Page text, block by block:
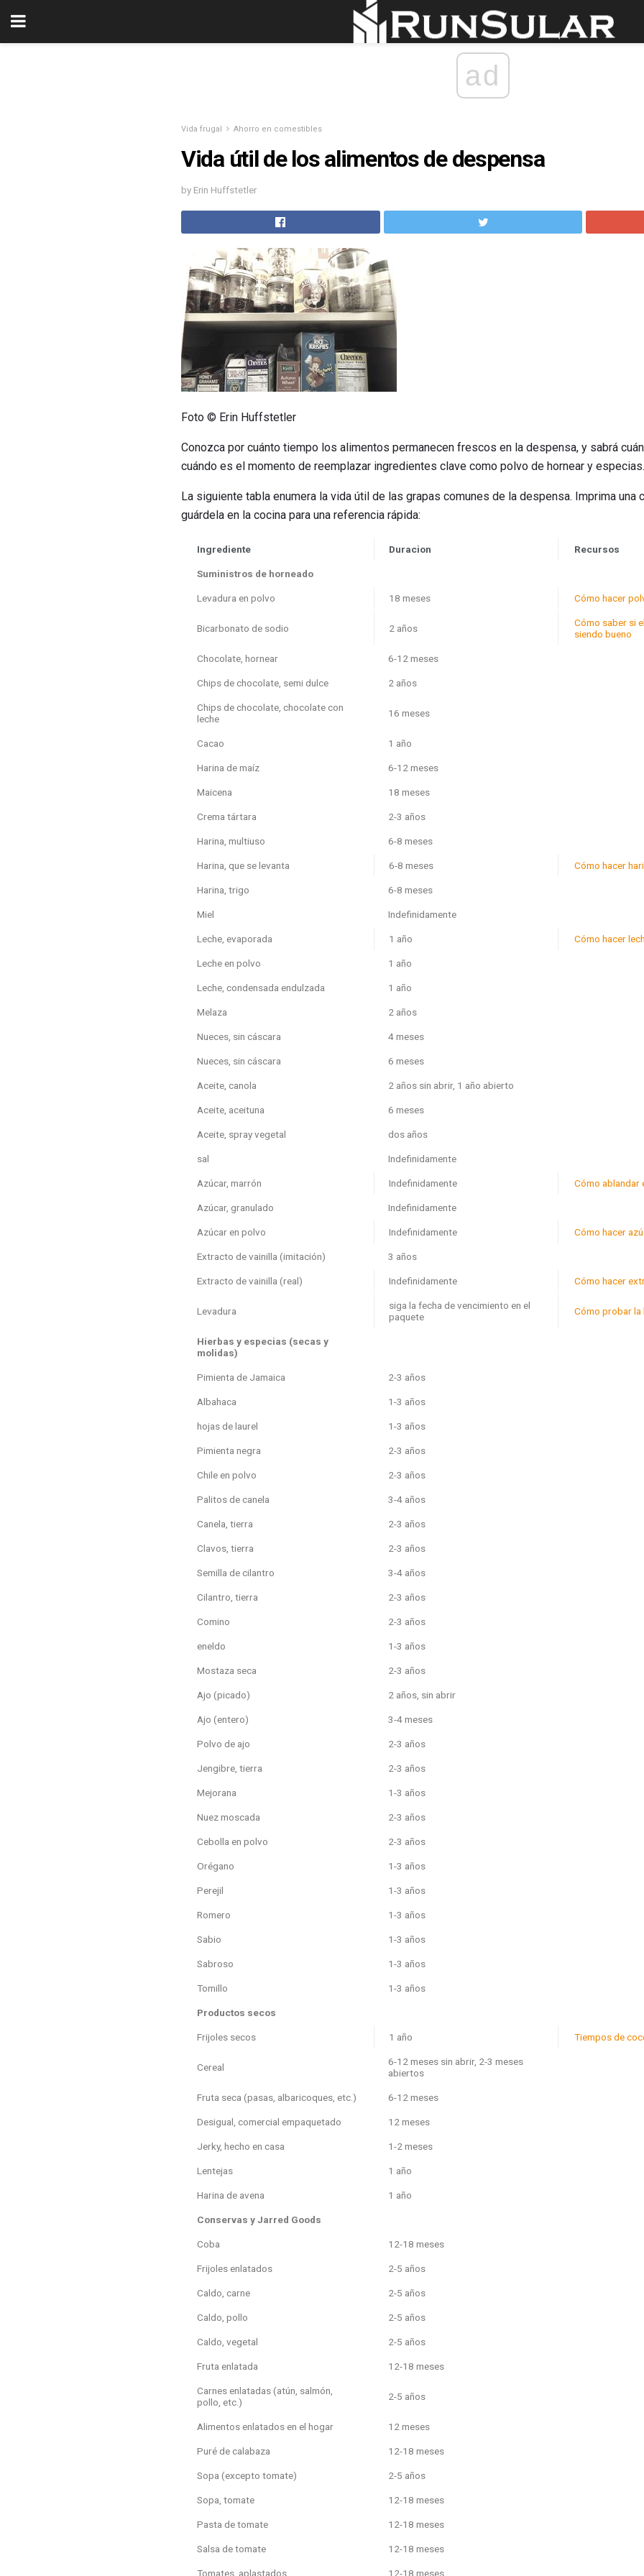
ad
Vida frugal Ahorro en comestibles
Vida útil de los alimentos de despensa
by Erin Huffstetler
Foto © Erin Huffstetler
Conozca por cuánto tiempo los alimentos permanecen frescos en la despensa, y sabrá
cuándo es el momento de reemplazar ingredientes clave como polvo de hornear y especias.
La siguiente tabla enumera la vida útil de las grapas comunes de la despensa. Imprima una
guárdela en la cocina para una referencia rápida:
Ingrediente Duracion Recursos
Suministros de horneado
Levadura en polvo 18 meses Cómo hacer
Bicarbonato de sodio 2 años
Cómo saber si
siendo bueno
Chocolate, hornear 6-12 meses
Chips de chocolate, semi dulce 2 años
Chips de chocolate, chocolate con
leche
16 meses
Cacao 1 año
Harina de maíz 6-12 meses
Maicena 18 meses
Crema tártara 2-3 años
Harina, multiuso 6-8 meses
Harina, que se levanta 6-8 meses Cómo hacer
Harina, trigo 6-8 meses
Miel Indefinidamente
Leche, evaporada 1 año Cómo hacer
Leche en polvo 1 año
Leche, condensada endulzada 1 año
Melaza 2 años
Nueces, sin cáscara 4 meses
Nueces, sin cáscara 6 meses
Aceite, canola 2 años sin abrir, 1 año abierto
Aceite, aceituna 6 meses
Aceite, spray vegetal dos años
sal Indefinidamente
Azúcar, marrón Indefinidamente Cómo ablandar
Azúcar, granulado Indefinidamente
Azúcar en polvo Indefinidamente Cómo hacer
Extracto de vainilla (imitación) 3 años
Extracto de vainilla (real) Indefinidamente Cómo hacer
Levadura
siga la fecha de vencimiento en el
paquete
Cómo probar la
Hierbas y especias (secas y
molidas)
Pimienta de Jamaica 2-3 años
Albahaca 1-3 años
hojas de laurel 1-3 años
Pimienta negra 2-3 años
Chile en polvo 2-3 años
Palitos de canela 3-4 años
Canela, tierra 2-3 años
Clavos, tierra 2-3 años
Semilla de cilantro 3-4 años
Cilantro, tierra 2-3 años
Comino 2-3 años
eneldo 1-3 años
Mostaza seca 2-3 años
Ajo (picado) 2 años, sin abrir
Ajo (entero) 3-4 meses
Polvo de ajo 2-3 años
Jengibre, tierra 2-3 años
Mejorana 1-3 años
Nuez moscada 2-3 años
Cebolla en polvo 2-3 años
Orégano 1-3 años
Perejil 1-3 años
Romero 1-3 años
Sabio 1-3 años
Sabroso 1-3 años
Tomillo 1-3 años
Productos secos
Frijoles secos 1 año Tiempos de
Cereal
6-12 meses sin abrir, 2-3 meses
abiertos
Fruta seca (pasas, albaricoques, etc.) 6-12 meses
Desigual, comercial empaquetado 12 meses
Jerky, hecho en casa 1-2 meses
Lentejas 1 año
Harina de avena 1 año
Conservas y Jarred Goods
Coba 12-18 meses
Frijoles enlatados 2-5 años
Caldo, carne 2-5 años
Caldo, pollo 2-5 años
Caldo, vegetal 2-5 años
Fruta enlatada 12-18 meses
Carnes enlatadas (atún, salmón,
pollo, etc.)
2-5 años
Alimentos enlatados en el hogar 12 meses
Puré de calabaza 12-18 meses
Sopa (excepto tomate) 2-5 años
Sopa, tomate 12-18 meses
Pasta de tomate 12-18 meses
Salsa de tomate 12-18 meses
Tomates, aplastados 12-18 meses